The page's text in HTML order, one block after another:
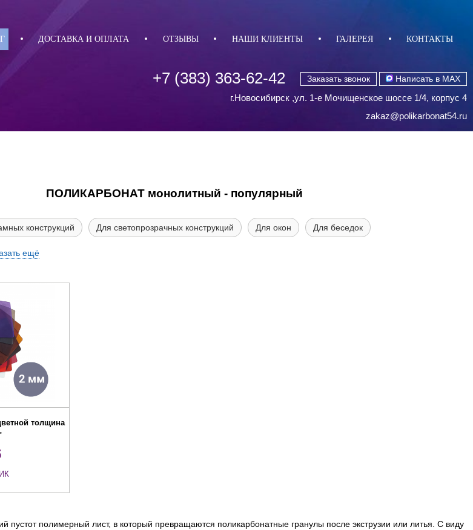
ДОСТАВКА И ОПЛАТА ОТЗЫВЫ НАШИ КЛИЕНТЫ ГАЛЕРЕЯ КОНТАКТЫ
+7 (383) 363-62-42 Заказать звонок Написать в MAX
г.Новосибирск ,ул. 1-е Мочищенское шоссе 1/4, корпус 4
zakaz@polikarbonat54.ru
ПОЛИКАРБОНАТ монолитный - популярный
конструкций Для светопрозрачных конструкций Для окон Для беседок
ещё
толщина
полимерный лист, в который превращаются поликарбонатные гранулы после экструзии или литья. С виду